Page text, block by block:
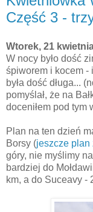
Część 3 -
Wtorek, 21
W nocy było dość
śpiworem i kocem -
była dość długa...
pomyślał, że na
doceniłem pod tym
Plan na ten dzień
Borsy (jeszcze plan
góry, nie myślimy
bardziej do
km, a do Suceavy -